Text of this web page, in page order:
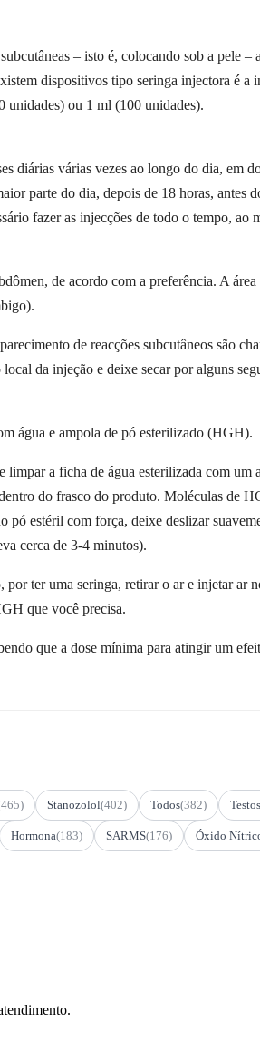
– isto é, colocando sob a pele
dispositivos tipo seringa injectora é
unidades) ou 1 ml (100 unidades).
diárias várias vezes ao longo do dia, em
parte do dia, depois de 18 horas, antes
fazer as injecções de todo o tempo, ao
de acordo com a preferência. A
de reacções subcutâneos são
da injeção e deixe secar por alguns
água e ampola de pó esterilizado (HGH).
limpar a ficha de água esterilizada com
do frasco do produto. Moléculas de
pó estéril com força, deixe deslizar
cerca de 3-4 minutos).
por ter uma seringa, retirar o ar e injetar
que você precisa.
que a dose mínima para atingir um
Stanozolol(402) Todos(382)
Hormona(183) SARMS(176) Óxido